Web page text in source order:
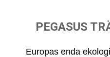
PEGASUS
Europas enda